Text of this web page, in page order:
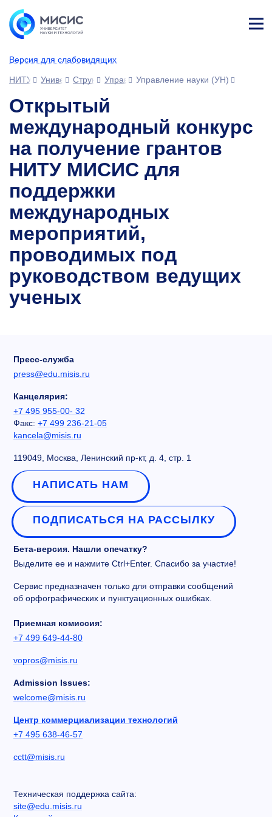
Версия для слабовидящих
ине
НИТУ МИСИСУниверситетСтруктура университета
УправленияУправление науки (УН)
Открытый
международный конкурс
на получение грантов
НИТУ МИСИС для
поддержки
международных
мероприятий,
проводимых под
руководством ведущих
ученых
Пресс-служба
press@edu.misis.ru
Канцелярия:
+7 495 955-00- 32
Факс: +7 499 236-21-05
kancela@misis.ru
119049, Москва, Ленинский пр-кт, д. 4, стр. 1
НАПИСАТЬ НАМ
ПОДПИСАТЬСЯ НА РАССЫЛКУ
Бета-версия. Нашли опечатку?
Выделите ее и нажмите Ctrl+Enter. Спасибо за участие!
Сервис предназначен только для отправки сообщений
об орфографических и пунктуационных ошибках.
Приемная комиссия:
+7 499 649-44-80
vopros@misis.ru
Admission Issues:
welcome@misis.ru
Центр коммерциализации технологий
+7 495 638-46-57
cctt@misis.ru
Техническая поддержка сайта:
site@edu.misis.ru